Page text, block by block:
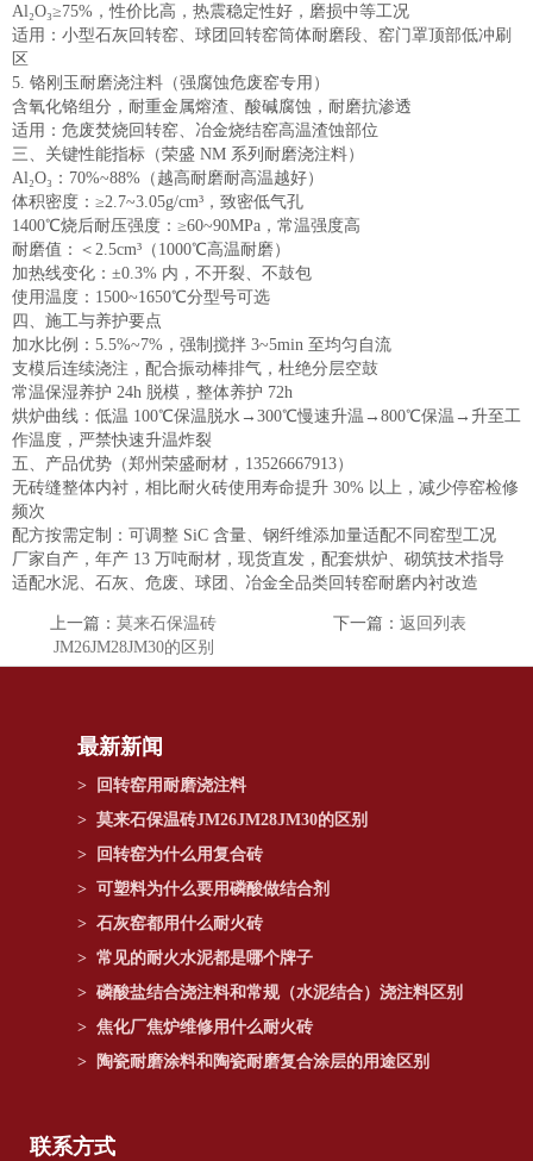
Al₂O₃≥75%，性价比高，热震稳定性好，磨损中等工况
适用：小型石灰回转窑、球团回转窑筒体耐磨段、窑门罩顶部低冲刷
区
5. 铬刚玉耐磨浇注料（强腐蚀危废窑专用）
含氧化铬组分，耐重金属熔渣、酸碱腐蚀，耐磨抗渗透
适用：危废焚烧回转窑、冶金烧结窑高温渣蚀部位
三、关键性能指标（荣盛 NM 系列耐磨浇注料）
Al₂O₃：70%~88%（越高耐磨耐高温越好）
体积密度：≥2.7~3.05g/cm³，致密低气孔
1400℃烧后耐压强度：≥60~90MPa，常温强度高
耐磨值：＜2.5cm³（1000℃高温耐磨）
加热线变化：±0.3% 内，不开裂、不鼓包
使用温度：1500~1650℃分型号可选
四、施工与养护要点
加水比例：5.5%~7%，强制搅拌 3~5min 至均匀自流
支模后连续浇注，配合振动棒排气，杜绝分层空鼓
常温保湿养护 24h 脱模，整体养护 72h
烘炉曲线：低温 100℃保温脱水→300℃慢速升温→800℃保温→升至工
作温度，严禁快速升温炸裂
五、产品优势（郑州荣盛耐材，13526667913）
无砖缝整体内衬，相比耐火砖使用寿命提升 30% 以上，减少停窑检修
频次
配方按需定制：可调整 SiC 含量、钢纤维添加量适配不同窑型工况
厂家自产，年产 13 万吨耐材，现货直发，配套烘炉、砌筑技术指导
适配水泥、石灰、危废、球团、冶金全品类回转窑耐磨内衬改造
上一篇： 莫来石保温砖
JM26JM28JM30的区别
下一篇： 返回列表
最新新闻
>
回转窑用耐磨浇注料
> 莫来石保温砖JM26JM28JM30的区别
>
回转窑为什么用复合砖
> 可塑料为什么要用磷酸做结合剂
> 石灰窑都用什么耐火砖
> 常见的耐火水泥都是哪个牌子
> 磷酸盐结合浇注料和常规（水泥结合）浇注料区别
> 焦化厂焦炉维修用什么耐火砖
>
陶瓷耐磨涂料和陶瓷耐磨复合涂层的用途区别
联系方式